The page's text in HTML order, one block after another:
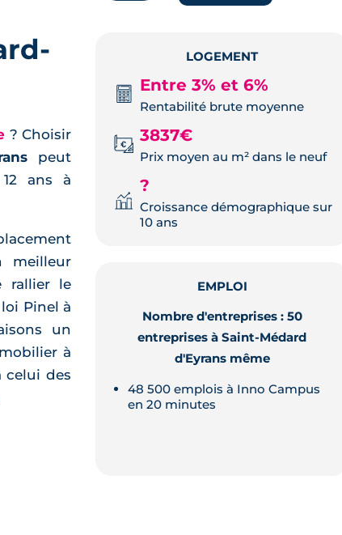
? Choisir
peut
ans à
meilleur
rallier le
Pinel à
un
à
celui des
LOGEMENT
Entre 3% et 6%
Rentabilité brute moyenne
3837€
Prix moyen au m² dans le neuf
?
Croissance démographique sur
10 ans
EMPLOI
Nombre d'entreprises : 50
entreprises à Saint-Médard
d'Eyrans même
48 500 emplois à Inno Campus
en 20 minutes